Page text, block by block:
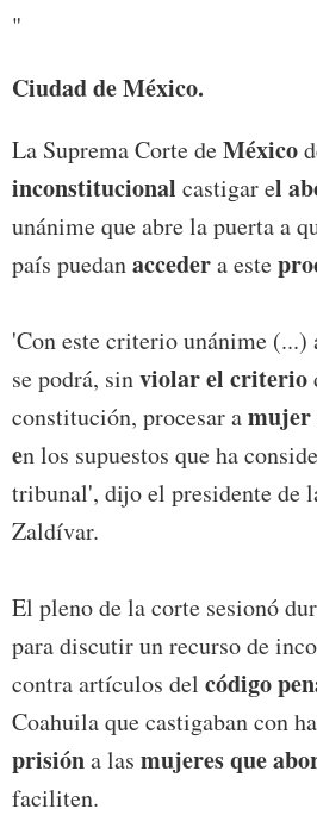
"
Ciudad de México.
La Suprema Corte deMéxico
inconstitucional castigar el
unánime que abre la puerta a
país puedanaccedera este
'Con este criterio unánime (...)
se podrá, sinviolar el criterio
constitución, procesar amujer
en los supuestos que ha
tribunal', dijo el presidente de
Zaldívar.
El pleno de la corte sesionó
para discutir un recurso de
contra artículos del código
Coahuila que castigaban con
prisióna las mujeres que
faciliten.